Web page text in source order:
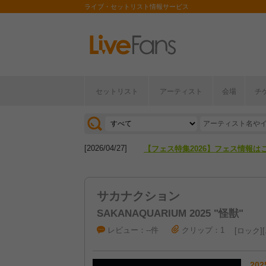
ライブ・セットリスト情報サービス
セットリスト アーティスト 会場 チ
[2026/07/28] 【ライブ動員ランキング】2026年
[2026/04/27] 【フェス特集2026】フェス情報は
サカナクション
SAKANAQUARIUM 2025 "怪獣"
レビュー：--件 クリップ：1 ロック